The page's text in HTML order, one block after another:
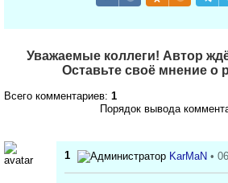
Уважаемые коллеги! Автор
Оставьте своё мнение о
Всего комментариев: 1
Порядок вывода
1 KarMaN •